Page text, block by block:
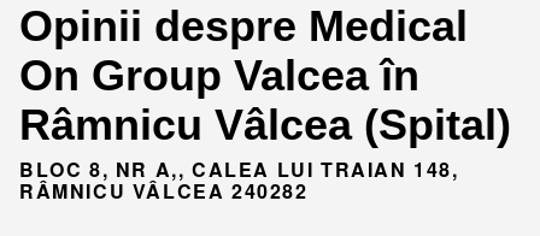
Opinii despre Medical
On Group Valcea în
Râmnicu Vâlcea (Spital)
BLOC 8, NR A,, CALEA LUI TRAIAN 148,
RÂMNICU VÂLCEA 240282